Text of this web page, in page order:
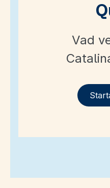
Vad